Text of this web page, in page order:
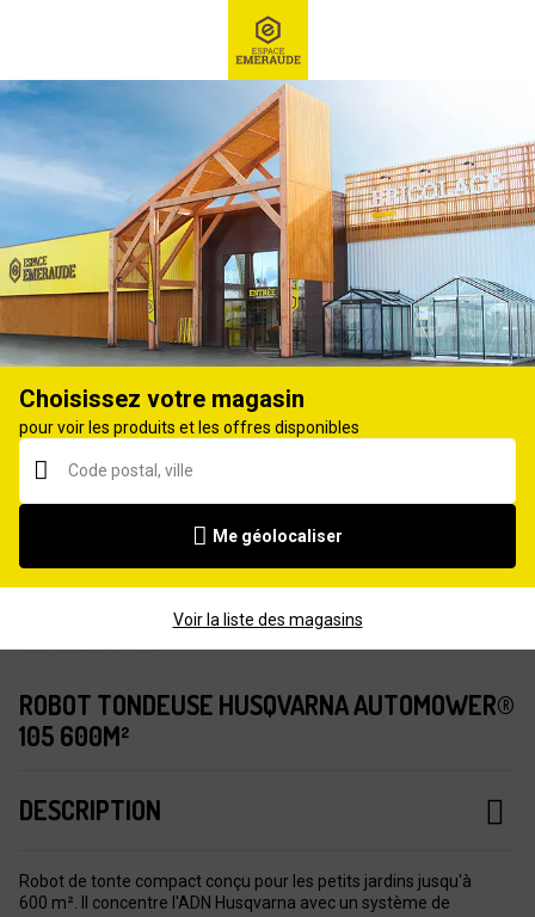
Ex : Robot tondeuse, ...
Robot tondeuse
ROBOT TONDEUSE HUSQVARNA AUTOMOWER®
105 600M²
DESCRIPTION
Robot de tonte compact conçu pour les petits jardins jusqu'à
600 m². Il concentre l'ADN Husqvarna avec un système de
Choisissez votre magasin
pour voir les produits et les offres disponibles
Me géolocaliser
Voir la liste des magasins